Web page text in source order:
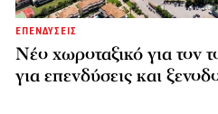
ΕΠΕΝΔΥΣΕΙΣ
Νέο χωροταξικό για τον
για επενδύσεις και